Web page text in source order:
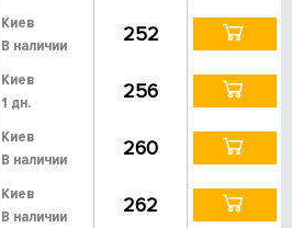
Киев
В наличии
252
Киев
1 дн.
256
Киев
В наличии
260
Киев
В наличии
262